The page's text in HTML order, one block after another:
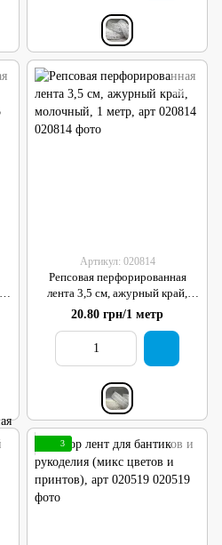
Артикул: 020814
Репсовая перфорированная
лента 3,5 см, ажурный край,
молочный, 1 метр, арт 020814
20.80 грн/1 метр
3